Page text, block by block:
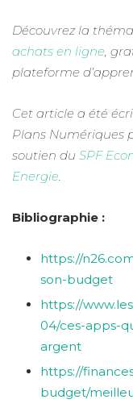
Découvrez la
achats en ligne,
plateforme
Cet article a été
Plans Numériques
soutien du SPF
Energie.
Bibliographie :
https://
son-budget
https://
04/ces-apps-
argent
https://
budget/